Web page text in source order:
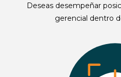
Deseas desempeñar
gerencial dentro